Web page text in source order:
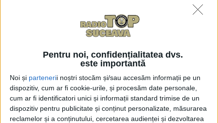
Pentru noi, confidențialitatea dvs.
este importantă
Noi și partenerii noștri stocăm și/sau accesăm informații pe un
dispozitiv, cum ar fi cookie-urile, și procesăm date personale,
cum ar fi identificatori unici și informații standard trimise de un
dispozitiv pentru publicitate și conținut personalizate, măsurarea
reclamelor și a conținutului, cercetarea audienței și dezvoltarea
Suceveanul Ghervazen
Longher, numit de
președintele Poloniei în
Polonezii din Străinătate de
pe lîngă Președintele
Republicii Polone
2 MAI, 2026